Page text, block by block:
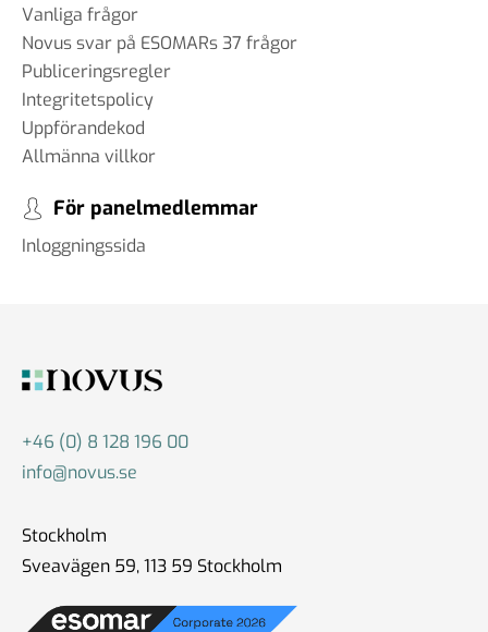
Vanliga frågor
Novus svar på ESOMARs 37 frågor
Publiceringsregler
Integritetspolicy
Uppförandekod
Allmänna villkor
För panelmedlemmar
Inloggningssida
+46 (0) 8 128 196 00
info@novus.se
Stockholm
Sveavägen 59, 113 59 Stockholm